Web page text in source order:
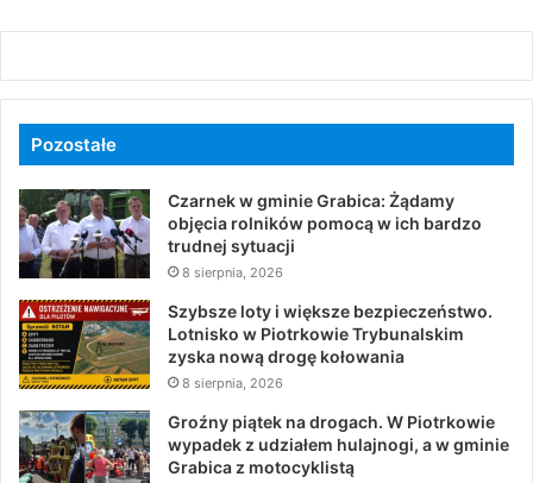
Pozostałe
Czarnek w gminie Grabica: Żądamy
objęcia rolników pomocą w ich bardzo
trudnej sytuacji
8 sierpnia, 2026
Szybsze loty i większe bezpieczeństwo.
Lotnisko w Piotrkowie Trybunalskim
zyska nową drogę kołowania
8 sierpnia, 2026
Groźny piątek na drogach. W Piotrkowie
wypadek z udziałem hulajnogi, a w gminie
Grabica z motocyklistą